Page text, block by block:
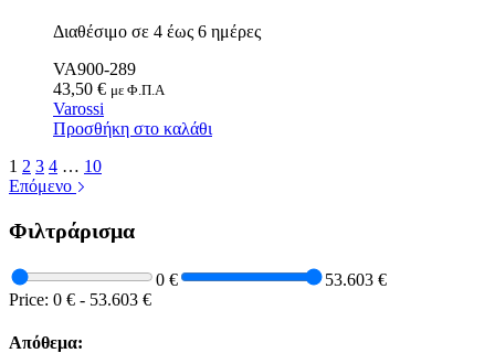
Διαθέσιμο σε 4 έως 6 ημέρες
VA900-289
43,50 € με Φ.Π.Α
Varossi
Προσθήκη στο καλάθι
1 2 3 4 … 10
Επόμενο
Φιλτράρισμα
0 €
53.603 €
Price: 0 € - 53.603 €
Απόθεμα: